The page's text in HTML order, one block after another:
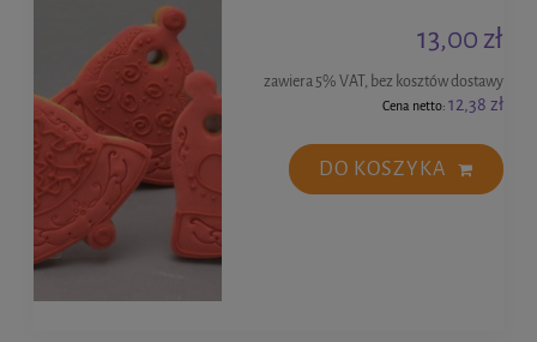
13,00 zł
zawiera 5% VAT, bez kosztów dostawy
Cena netto: 12,38 zł
DO KOSZYKA